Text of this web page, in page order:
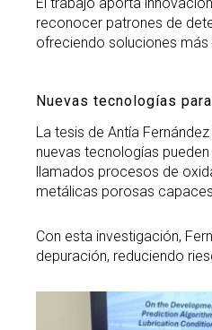
reconocer patrones de
ofreciendo soluciones
Nuevas tecnologías
La tesis de Antía
nuevas tecnologías
llamados procesos de
metálicas porosas
Con esta investigación,
depuración, reduciendo